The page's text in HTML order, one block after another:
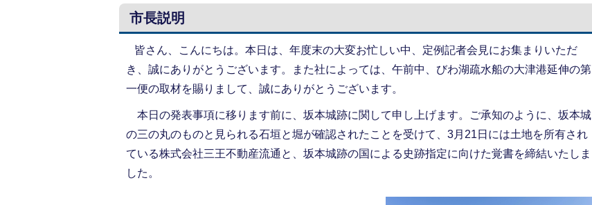
市長説明
皆さん、こんにちは。本日は、年度末の大変お忙しい中、定例記者会見にお集まりいただ
き、誠にありがとうございます。また社によっては、午前中、びわ湖疏水船の大津港延伸の第
一便の取材を賜りまして、誠にありがとうございます。
本日の発表事項に移ります前に、坂本城跡に関して申し上げます。ご承知のように、坂本城
の三の丸のものと見られる石垣と堀が確認されたことを受けて、3月21日には土地を所有され
ている株式会社三王不動産流通と、坂本城跡の国による史跡指定に向けた覚書を締結いたしま
した。